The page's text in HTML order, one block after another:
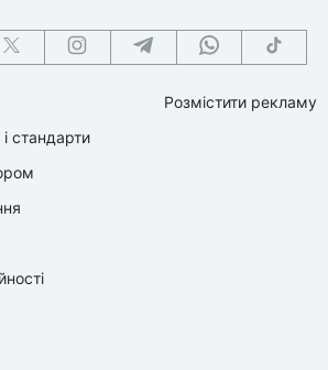
стандарти
Розмістити рекламу